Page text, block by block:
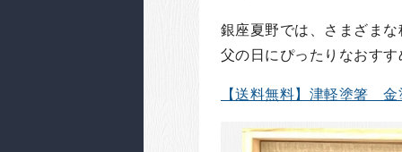
銀座夏野では、さまざま
父の日にぴったりなおす
【送料無料】津軽塗箸